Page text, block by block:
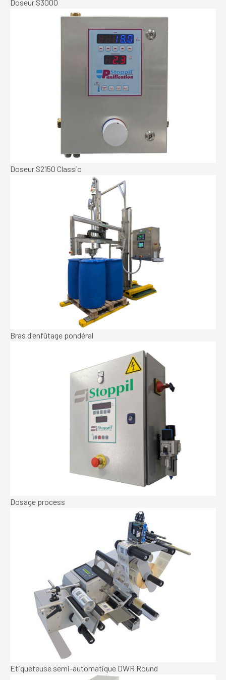
Doseur S3000
Doseur S2150 Classic
Bras d'enfûtage pondéral
Dosage process
Etiqueteuse semi-automatique DWR Round